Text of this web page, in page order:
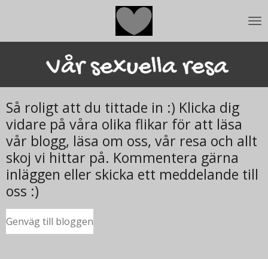
huvudinnehållet
Så roligt att du tittade in :) Klicka dig
vidare på våra olika flikar för att läsa
vår blogg, läsa om oss, vår resa och allt
skoj vi hittar på. Kommentera gärna
inläggen eller skicka ett meddelande till
oss :)
Genväg till bloggen